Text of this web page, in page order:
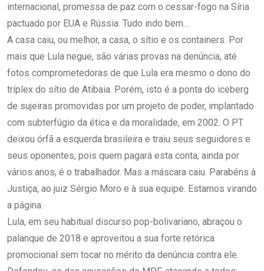
internacional, promessa de paz com o cessar-fogo na Síria
pactuado por EUA e Rússia. Tudo indo bem…
A casa caiu, ou melhor, a casa, o sítio e os containers. Por
mais que Lula negue, são várias provas na denúncia, até
fotos comprometedoras de que Lula era mesmo o dono do
tríplex do sítio de Atibaia. Porém, isto é a ponta do iceberg
de sujeiras promovidas por um projeto de poder, implantado
com subterfúgio da ética e da moralidade, em 2002. O PT
deixou órfã a esquerda brasileira e traiu seus seguidores e
seus oponentes, pois quem pagará esta conta, ainda por
vários anos, é o trabalhador. Mas a máscara caiu. Parabéns à
Justiça, ao juiz Sérgio Moro e à sua equipe. Estamos virando
a página.
Lula, em seu habitual discurso pop-bolivariano, abraçou o
palanque de 2018 e aproveitou a sua forte retórica
promocional sem tocar no mérito da denúncia contra ele.